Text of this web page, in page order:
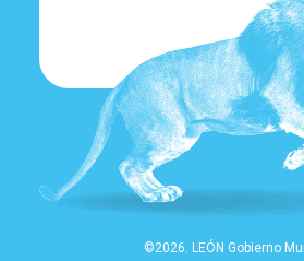
©2026. LEÓN Gobierno